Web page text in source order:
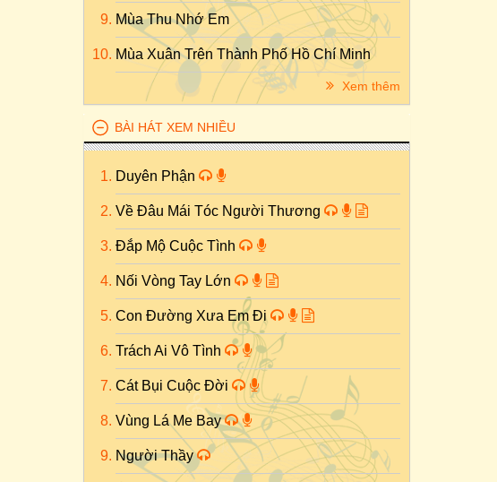
Mùa Thu Nhớ Em
Mùa Xuân Trên Thành Phố Hồ Chí Minh
Xem thêm
BÀI HÁT XEM NHIỀU
Duyên Phận
Về Đâu Mái Tóc Người Thương
Đắp Mộ Cuộc Tình
Nối Vòng Tay Lớn
Con Đường Xưa Em Đi
Trách Ai Vô Tình
Cát Bụi Cuộc Đời
Vùng Lá Me Bay
Người Thầy